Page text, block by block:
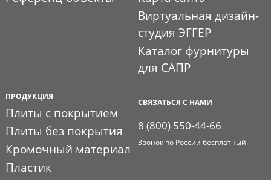
Виртуальная дизайн-
студия ЭГГЕР
Каталог фурнитуры
для САПР
ПРОДУКЦИЯ
Плиты с покрытием
Плиты без покрытия
Кромочный материал
Пластик
СВЯЗАТЬСЯ С НАМИ
8 (800) 550-44-66
Звонок по России бесплатный